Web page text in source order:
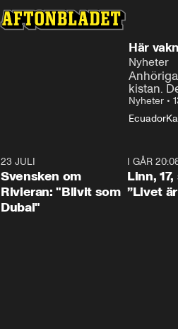
Här
Nyheter
kistan.
Nyheter •
Ecuador
23 JULI
Svensken om
Rivieran: "Blivit som
Dubai"
I GÅR
Linn,
”Livet